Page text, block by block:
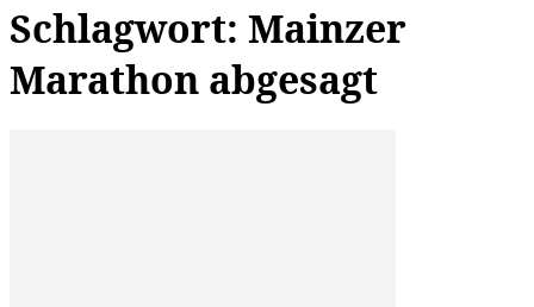
Schlagwort: Mainzer
Marathon abgesagt